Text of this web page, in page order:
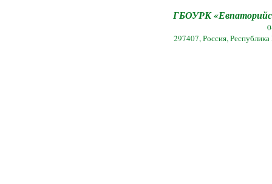
ГБОУРК
297407, Россия,